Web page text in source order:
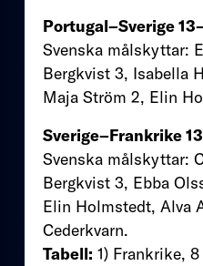
Portugal–Sverige
Svenska målskyttar:
Bergkvist 3, Isabella
Maja Ström 2, Elin
Sverige–Frankrike
Svenska målskyttar:
Bergkvist 3, Ebba
Elin Holmstedt, Alva
Cederkvarn.
Tabell: 1) Frankrike,